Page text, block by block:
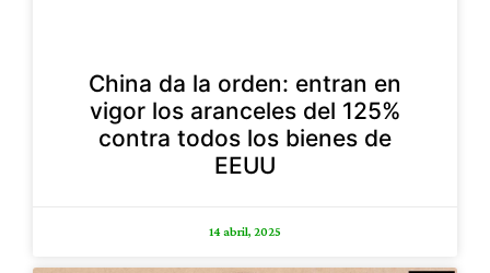
China da la orden: entran en
vigor los aranceles del 125%
contra todos los bienes de
EEUU
14 abril, 2025